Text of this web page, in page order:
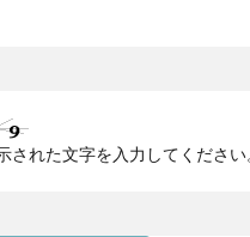
された文字を入力してください